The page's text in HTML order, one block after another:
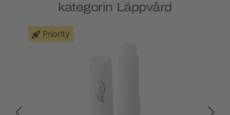
kategorin Läppvård
Priority